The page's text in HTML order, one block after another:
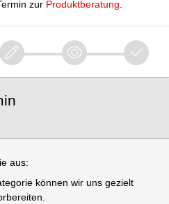
zur Produktberatung
aus:
können wir uns gezielt